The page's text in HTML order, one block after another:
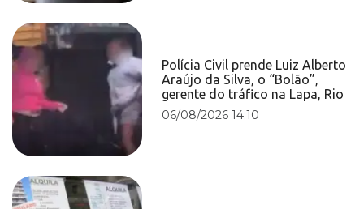
Polícia Civil prende Luiz Alberto
Araújo da Silva, o “Bolão”,
gerente do tráfico na Lapa, Rio
06/08/2026 14:10